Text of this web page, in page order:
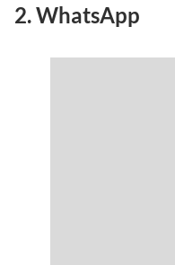
2. WhatsApp